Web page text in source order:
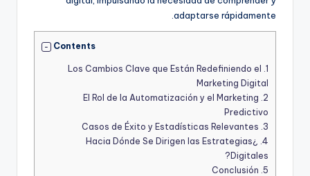
adaptarse rápidamente.
Contents
1.
Los Cambios Clave que Están Redefiniendo el
Marketing Digital
2.
El Rol de la Automatización y el Marketing
Predictivo
3.
4.
¿Hacia Dónde Se Dirigen las Estrategias
Digitales?
5.